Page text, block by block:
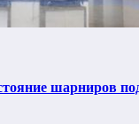
шарниров